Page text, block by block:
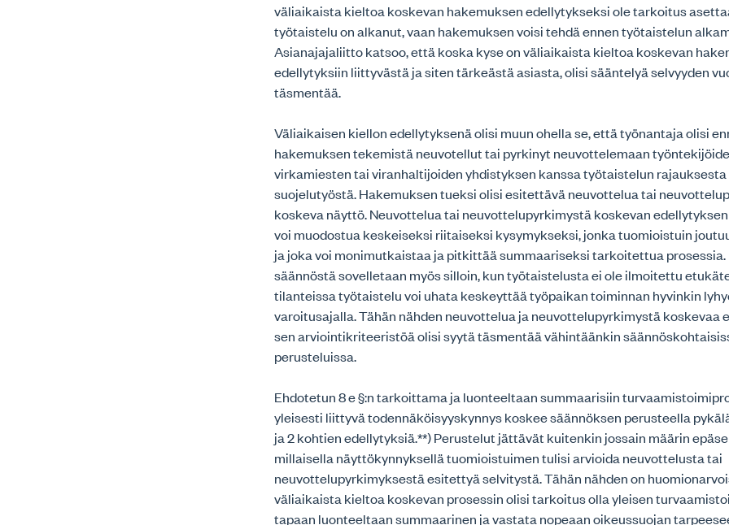
väliaikaista kieltoa koskevan hakemuksen edellytykseksi ole tarkoitus
työtaistelu on alkanut, vaan hakemuksen voisi tehdä ennen työtaistelun
Asianajajaliitto katsoo, että koska kyse on väliaikaista kieltoa koskevan
edellytyksiin liittyvästä ja siten tärkeästä asiasta, olisi sääntelyä selvyyden
täsmentää.
Väliaikaisen kiellon edellytyksenä olisi muun ohella se, että työnantaja olisi
hakemuksen tekemistä neuvotellut tai pyrkinyt neuvottelemaan
virkamiesten tai viranhaltijoiden yhdistyksen kanssa työtaistelun rajauksesta
suojelutyöstä. Hakemuksen tueksi olisi esitettävä neuvottelua tai
koskeva näyttö. Neuvottelua tai neuvottelupyrkimystä koskevan
voi muodostua keskeiseksi riitaiseksi kysymykseksi, jonka tuomioistuin
ja joka voi monimutkaistaa ja pitkittää summaariseksi tarkoitettua
säännöstä sovelletaan myös silloin, kun työtaistelusta ei ole ilmoitettu
tilanteissa työtaistelu voi uhata keskeyttää työpaikan toiminnan hyvinkin
varoitusajalla. Tähän nähden neuvottelua ja neuvottelupyrkimystä koskevaa
sen arviointikriteeristöä olisi syytä täsmentää vähintäänkin
perusteluissa.
Ehdotetun 8 e §:n tarkoittama ja luonteeltaan summaarisiin
yleisesti liittyvä todennäköisyyskynnys koskee säännöksen perusteella
ja 2 kohtien edellytyksiä.**) Perustelut jättävät kuitenkin jossain määrin
millaisella näyttökynnyksellä tuomioistuimen tulisi arvioida neuvottelusta tai
neuvottelupyrkimyksestä esitettyä selvitystä. Tähän nähden on
väliaikaista kieltoa koskevan prosessin olisi tarkoitus olla yleisen
tapaan luonteeltaan summaarinen ja vastata nopeaan oikeussuojan